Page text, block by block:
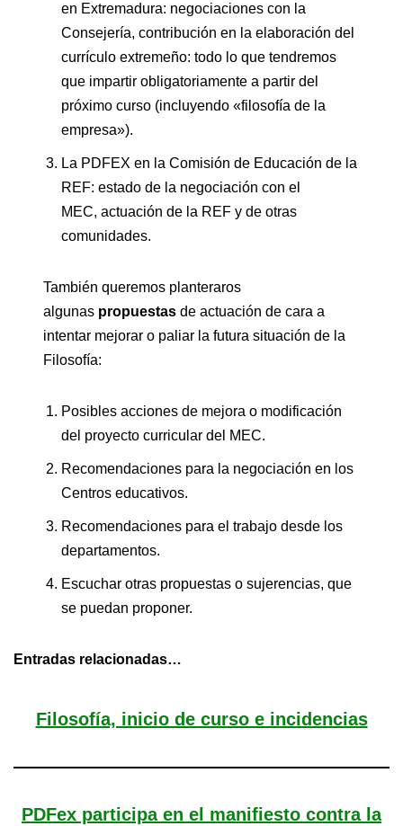
en Extremadura: negociaciones con la
Consejería, contribución en la elaboración del
currículo extremeño: todo lo que tendremos
que impartir obligatoriamente a partir del
próximo curso (incluyendo «filosofía de la
empresa»).
La PDFEX en la Comisión de Educación de la
REF: estado de la negociación con el
MEC, actuación de la REF y de otras
comunidades.
También queremos planteraros
algunas propuestas de actuación de cara a
intentar mejorar o paliar la futura situación de la
Filosofía:
Posibles acciones de mejora o modificación
del proyecto curricular del MEC.
Recomendaciones para la negociación en los
Centros educativos.
Recomendaciones para el trabajo desde los
departamentos.
Escuchar otras propuestas o sujerencias, que
se puedan proponer.
Entradas relacionadas…
Filosofía, inicio de curso e incidencias
PDFex participa en el manifiesto contra la